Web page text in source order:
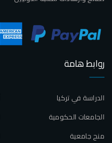
روابط هامة
الدراسة في تركيا
الجامعات الحكومية
منح جامعية